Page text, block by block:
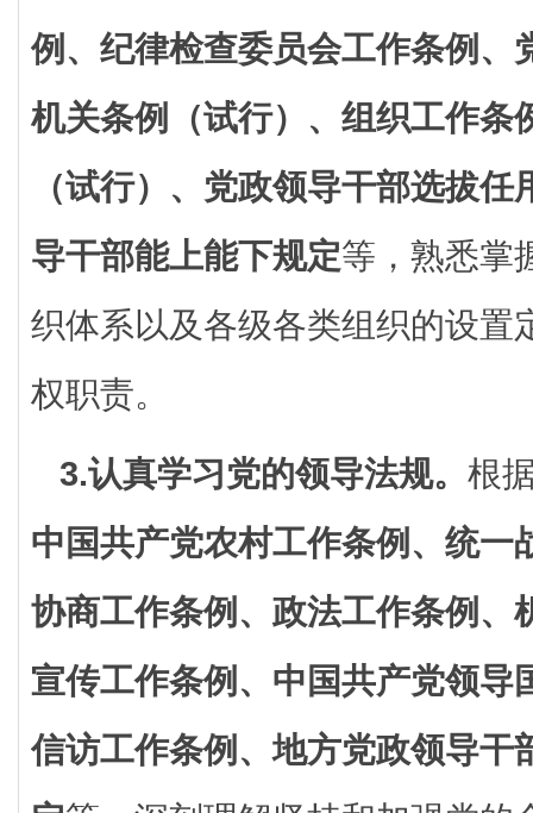
例、纪律检查委员会工作条例、
机关条例（试行）、组织工作条
（试行）、党政领导干部选拔
导干部能上能下规定等，熟悉掌
织体系以及各级各类组织的设置
权职责。
3.认真学习党的领导法规。 根
中国共产党农村工作条例、统一
协商工作条例、政法工作条例、
宣传工作条例、中国共产党领导
信访工作条例、地方党政领导干